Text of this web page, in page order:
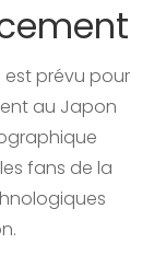
est prévu pour
au Japon
fans de la